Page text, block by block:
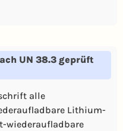
UN 38.3 geprüft
alle
Lithium-
wiederaufladbare